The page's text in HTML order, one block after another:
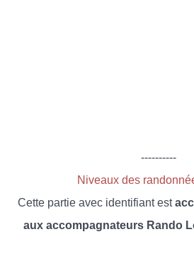
----------
Niveaux des
Cette partie avec identifiant est
aux accompagnateurs Rando